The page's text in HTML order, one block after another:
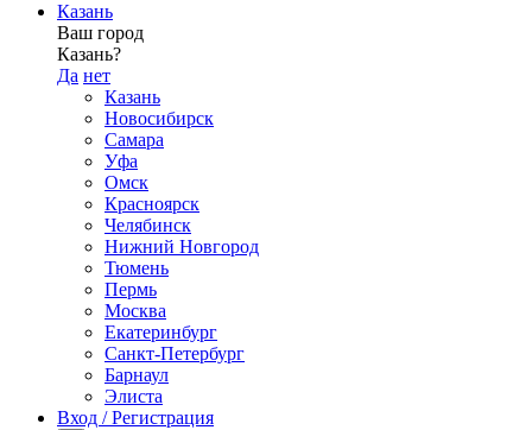
Казань
Ваш город
Казань?
Да нет
Казань
Новосибирск
Самара
Уфа
Омск
Красноярск
Челябинск
Нижний Новгород
Тюмень
Пермь
Москва
Екатеринбург
Санкт-Петербург
Барнаул
Элиста
Вход / Регистрация